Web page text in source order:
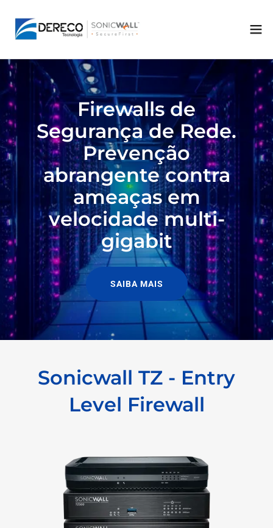
Firewalls de
Segurança de Rede.
Prevenção
abrangente contra
ameaças em
velocidade multi-
gigabit
SAIBA MAIS
Sonicwall TZ - Entry
Level Firewall